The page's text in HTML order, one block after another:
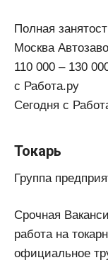
Полная
Москва
110 000 – 130
с Работа.ру
Сегодня с
Токарь
Группа
Срочная
работа на
официальное